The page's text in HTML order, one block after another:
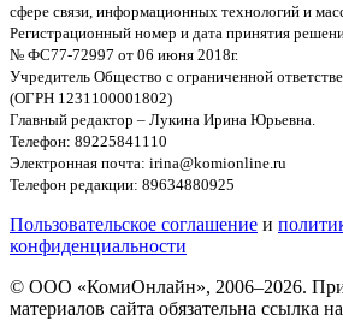
сфере связи, информационных технологий и
Регистрационный номер и дата принятия
№ ФС77-72997 от 06 июня 2018г.
Учредитель Общество с ограниченной
(ОГРН 1231100001802)
Главный редактор – Лукина Ирина Юрьевна.
Телефон: 89225841110
Электронная почта: irina@komionline.ru
Телефон редакции: 89634880925
Пользовательское соглашение и
конфиденциальности
© ООО «КомиОнлайн», 2006–2026. При
материалов сайта обязательна ссылка